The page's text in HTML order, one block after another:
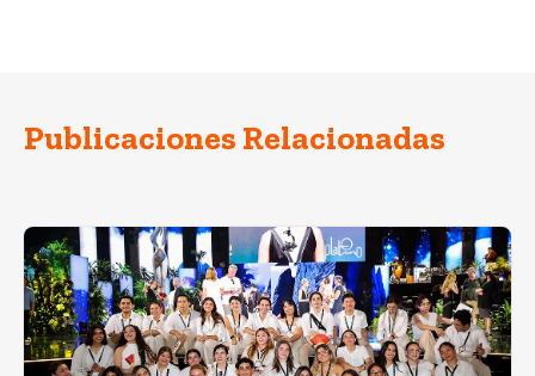
Publicaciones Relacionadas